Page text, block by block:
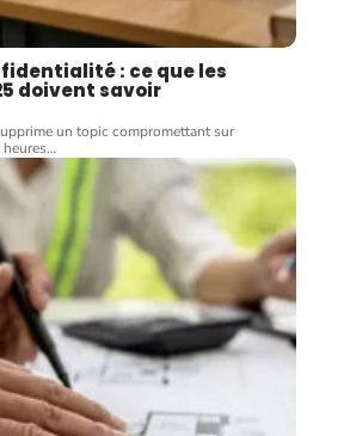
: ce que les
doivent savoir
un topic compromettant sur
…